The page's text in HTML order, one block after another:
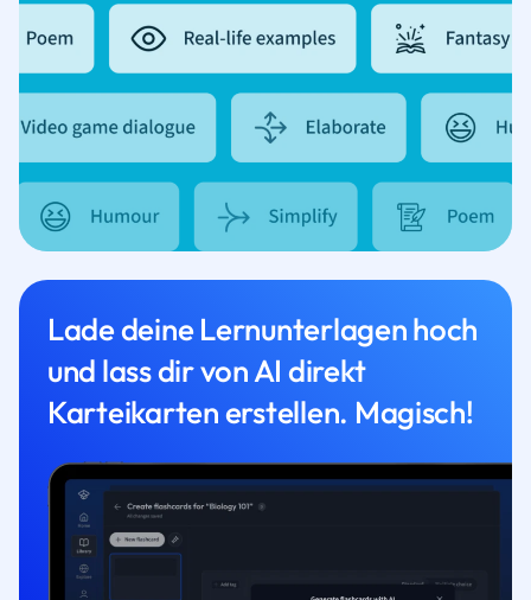
Lade deine Lernunterlagen hoch
und lass dir von AI direkt
Karteikarten erstellen. Magisch!